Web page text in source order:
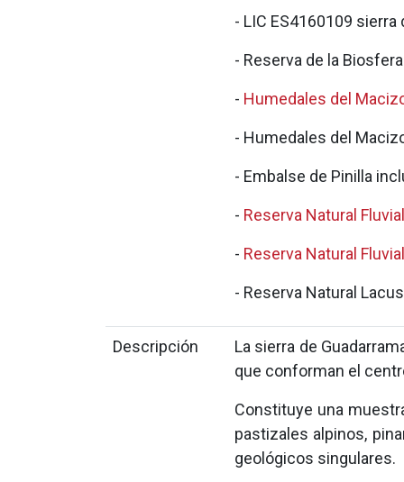
- LIC ES4160109
- Reserva de la
- Humedales del
- Humedales del
- Embalse de Pinilla
- Reserva Natural
- Reserva Natural
- Reserva Natural
Descripción
La sierra de
que conforman el
Constituye una
pastizales alpinos,
geológicos singulares.